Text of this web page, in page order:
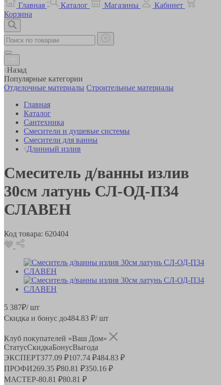
Главная
Каталог Магазины
Кабинет
Корзина
Назад
Популярные категории
Отделочные материалы Строительные материалы
Главная
Каталог
Сантехника
Смесители и душевые системы
Смесители для ванны
Длинный излив
Смеситель д/ванны излив
30см латунь СЛ-ОД-П34
СЛАВЕН
Код товара: 620404
5 387₽/ шт
Скидка и бонус до484.83 ₽/ шт
Клуб покупателей «Ваш Дом»
СтатусСкидкаБонусВыгода
ЭКСПЕРТ377.09 ₽107.74 ₽484.83 ₽
ПРОФИ269.35 ₽80.81 ₽350.16 ₽
МАСТЕР-80.81 ₽80.81 ₽